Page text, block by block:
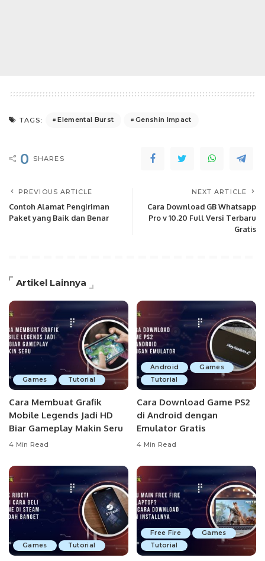
TAGS: Elemental Burst Genshin Impact
0 SHARES
PREVIOUS ARTICLE
Contoh Alamat Pengiriman
Paket yang Baik dan Benar
NEXT ARTICLE
Cara Download GB Whatsapp
Pro v 10.20 Full Versi Terbaru
Gratis
Artikel Lainnya
Games Tutorial
Cara Membuat Grafik
Mobile Legends Jadi HD
Biar Gameplay Makin Seru
4 Min Read
Android
Games
Tutorial
Cara Download Game PS2
di Android dengan
Emulator Gratis
4 Min Read
Games Tutorial
Free Fire
Games
Tutorial